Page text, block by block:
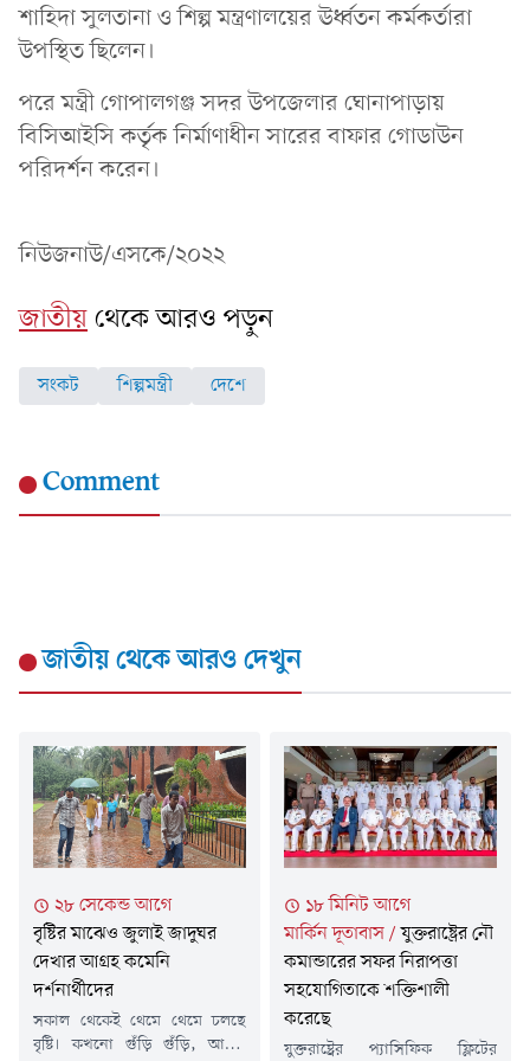
শা‌হিদা সুলতানা ও শিল্প মন্ত্রণালয়ের ঊর্ধ্বতন কর্মকর্তারা
উপস্থিত ছিলেন।
প‌রে মন্ত্রী গোপালগঞ্জ সদর উপ‌জেলার ঘোনাপাড়ায়
বিসিআইসি কর্তৃক নির্মাণাধীন সারের বাফার গোডাউন
পরিদর্শন ক‌রেন।
নিউজনাউ/এসকে/২০২২
জাতীয়থেকে আরও পড়ুন
সংকট শিল্পমন্ত্রী দেশে
Comment
জাতীয়থেকে আরও দেখুন
২৮ সেকেন্ড আগে
বৃষ্টির মাঝেও জুলাই জাদুঘর
দেখার আগ্রহ কমেনি
দর্শনার্থীদের
সকাল থেকেই থেমে থেমে চলছে
বৃষ্টি। কখনো গুঁড়ি গুঁড়ি, আবার
১৮ মিনিট আগে
মার্কিন দূতাবাস/যুক্তরাষ্ট্রের নৌ
কমান্ডারের সফর নিরাপত্তা
সহযোগিতাকে শক্তিশালী
করেছে
যুক্তরাষ্ট্রের প্যাসিফিক ফ্লিটের